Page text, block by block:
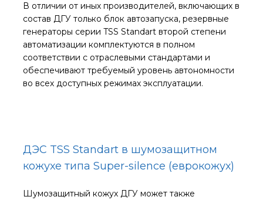
В отличии от иных производителей, включающих в
состав ДГУ только блок автозапуска, резервные
генераторы серии TSS Standart второй степени
автоматизации комплектуются в полном
соответствии с отраслевыми стандартами и
обеспечивают требуемый уровень автономности
во всех доступных режимах эксплуатации.
ДЭС TSS Standart в шумозащитном
кожухе типа Super-silence (еврокожух)
Шумозащитный кожух ДГУ может также